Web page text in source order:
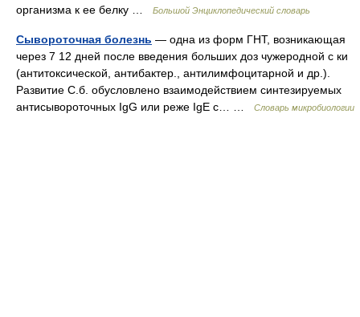
организма к ее белку …
Большой Энциклопедический словарь
Сывороточная болезнь — одна из форм ГНТ, возникающая
через 7 12 дней после введения больших доз чужеродной с ки
(антитоксической, антибактер., антилимфоцитарной и др.).
Развитие С.б. обусловлено взаимодействием синтезируемых
антисывороточных IgG или реже IgE с… …
Словарь микробиологии